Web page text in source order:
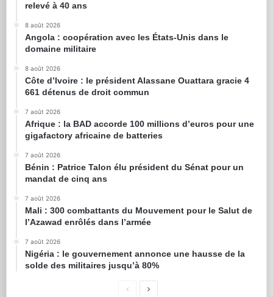
relevé à 40 ans
8 août 2026
Angola : coopération avec les États-Unis dans le
domaine militaire
8 août 2026
Côte d’Ivoire : le président Alassane Ouattara gracie 4
661 détenus de droit commun
7 août 2026
Afrique : la BAD accorde 100 millions d’euros pour une
gigafactory africaine de batteries
7 août 2026
Bénin : Patrice Talon élu président du Sénat pour un
mandat de cinq ans
7 août 2026
Mali : 300 combattants du Mouvement pour le Salut de
l’Azawad enrôlés dans l’armée
7 août 2026
Nigéria : le gouvernement annonce une hausse de la
solde des militaires jusqu’à 80%